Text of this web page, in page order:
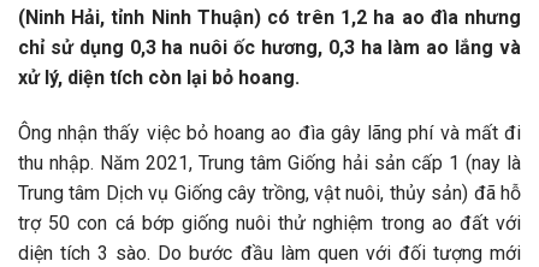
(Ninh Hải, tỉnh Ninh Thuận) có trên 1,2 ha ao đìa nhưng
chỉ sử dụng 0,3 ha nuôi ốc hương, 0,3 ha làm ao lắng và
xử lý, diện tích còn lại bỏ hoang.
Ông nhận thấy việc bỏ hoang ao đìa gây lãng phí và mất đi
thu nhập. Năm 2021, Trung tâm Giống hải sản cấp 1 (nay là
Trung tâm Dịch vụ Giống cây trồng, vật nuôi, thủy sản) đã hỗ
trợ 50 con cá bớp giống nuôi thử nghiệm trong ao đất với
diện tích 3 sào. Do bước đầu làm quen với đối tượng mới